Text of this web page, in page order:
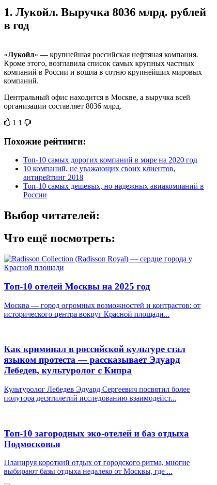
1. Лукойл. Выручка 8036 млрд. рублей
в год
«Лукойл» — крупнейшая российская нефтяная компания.
Кроме этого, возглавила список самых крупных частных
компаний в России и вошла в сотню крупнейших мировых
компаний.
Центральный офис находится в Москве, а выручка всей
организации составляет 8036 млрд.
1 1
Похожие рейтинги:
Топ-10 самых дорогих компаний в мире на 2020 год
10 компаний, не уважающих своих клиентов,
антирейтинг 2018
Топ-10 самых дешевых, но надежных авиакомпаний в
России
Выбор читателей:
Что ещё посмотреть:
Топ-10 отелей Москвы на 2025 год
Москва — город огромных возможностей и контрастов: от
исторического центра вокруг Красной площади...
Как криминал в российской культуре стал
языком протеста — рассказывает Эдуард
Лебедев, культуролог с Кипра
Культуролог Лебедев Эдуард Сергеевич посвятил более
полутора десятилетий исследованию взаимодейст...
Топ-10 загородных эко-отелей и баз отдыха
Подмосковья
Планируя короткий отдых от городского ритма, многие
выбирают базы отдыха недалеко от Москвы, где ...